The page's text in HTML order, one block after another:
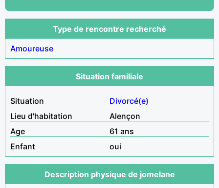
Type de rencontre recherché
Amoureuse
Situation familiale
Situation
Divorcé(e)
Lieu d'habitation
Alençon
Age
61 ans
Enfant
oui
Description physique de jomelane